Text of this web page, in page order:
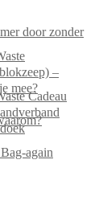
door zonder
–
mee?
Cadeau
again